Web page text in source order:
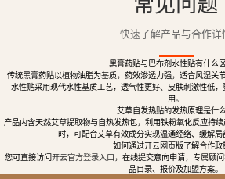
快速了解产品与合作详
黑膏药贴与巴布剂水性贴有什么区
传统黑膏药贴以植物油脂为基质，药效渗透力强，适合风湿关
水性贴采用现代水性基质工艺，透气性更好、皮肤刺激性低
用。
艾草自发热贴的发热原理是什么
产品内含天然艾草提取物与自热发热包，利用铁粉氧化反应持
时，可配合艾草有效成分实现温通经络、缓解局
如何通过开云网页版了解合作政
您可直接访问 开云官方登录入口，在线提交意向申请，专属顾
品目录、报价及加盟方案。